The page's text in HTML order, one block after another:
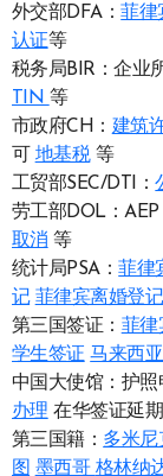
外交部DFA：菲律
认证等
税务局BIR：企业
TIN 等
市政府CH： 建筑
可 地基税等
工贸部SEC/DTI：
劳工部DOL：AEP
取消 等
统计局PSA：菲律
记 菲律宾离婚登记
第三国签证： 菲律
学生签证 马来西
中国大使馆：护
办理 在华签证延
第三国籍： 多米尼
图 墨西哥 格林纳